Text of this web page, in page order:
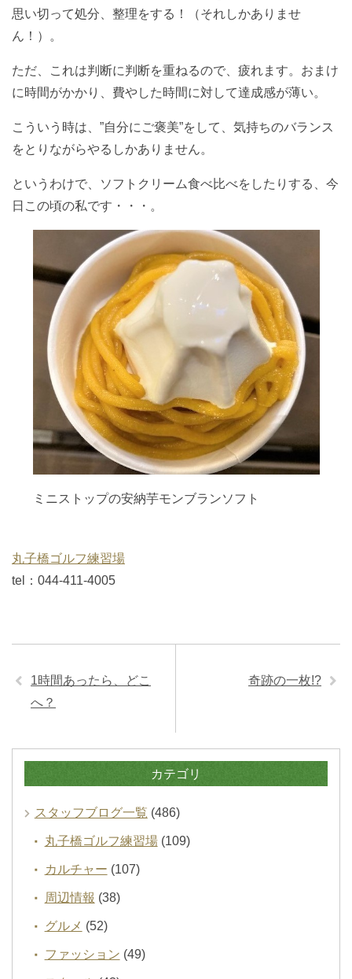
思い切って処分、整理をする！（それしかありませ
ん！）。
ただ、これは判断に判断を重ねるので、疲れます。おまけ
に時間がかかり、費やした時間に対して達成感が薄い。
こういう時は、”自分にご褒美”をして、気持ちのバランス
をとりながらやるしかありません。
というわけで、ソフトクリーム食べ比べをしたりする、今
日この頃の私です・・・。
ミニストップの安納芋モンブランソフト
丸子橋ゴルフ練習場
tel：044-411-4005
1時間あったら、どこ
へ？
奇跡の一枚!?
カテゴリ
スタッフブログ一覧 (486)
丸子橋ゴルフ練習場(109)
カルチャー (107)
周辺情報 (38)
グルメ (52)
ファッション (49)